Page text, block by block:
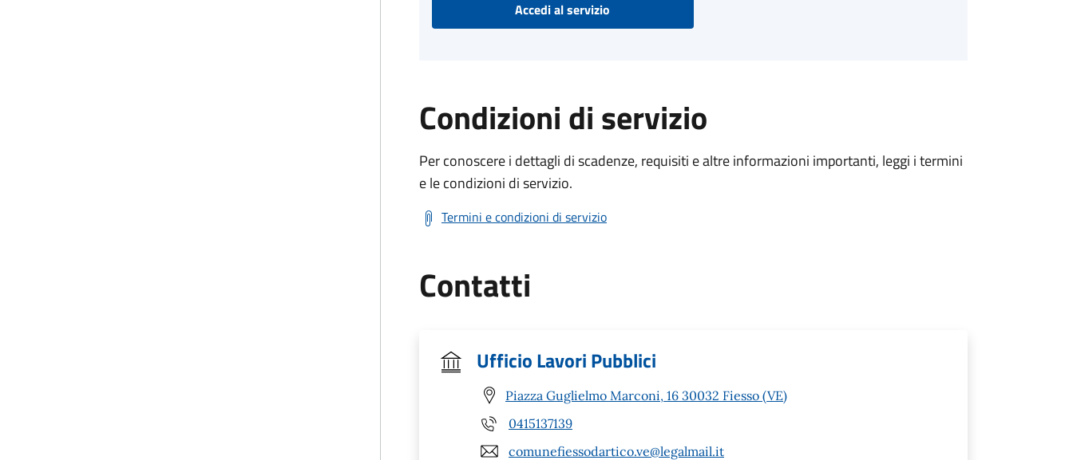
Accedi al servizio
Condizioni di servizio
Per conoscere i dettagli di scadenze, requisiti e altre informazioni importanti, leggi i termini
e le condizioni di servizio.
Termini e condizioni di servizio
Contatti
Ufficio Lavori Pubblici
Piazza Guglielmo Marconi, 16 30032 Fiesso (VE)
0415137139
comunefiessodartico.ve@legalmail.it